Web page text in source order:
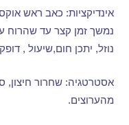
אינדיקציות: כאב ראש
נמשך זמן קצר עד שהרוח
נוזל, יתכן חום,שיעול ,
אסטרטגיה:שחרור חיצון,
מהערוצים.